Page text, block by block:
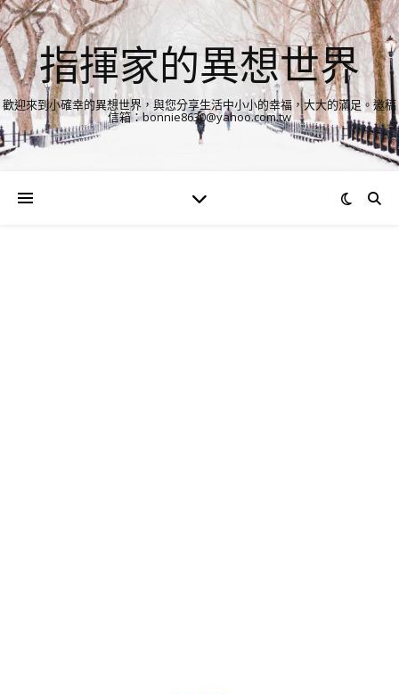
指揮家的異想世界
歡迎來到小確幸的異想世界，與您分享生活中小小的幸福，大大的滿足。邀稿
信箱：bonnie8630@yahoo.com.tw